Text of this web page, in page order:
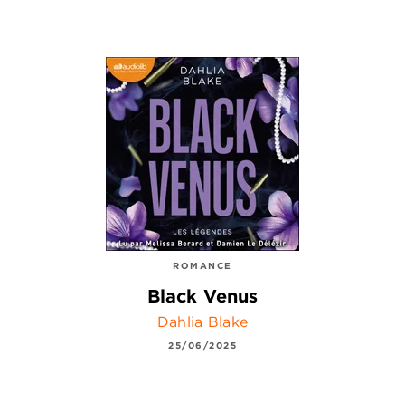
ROMANCE
Black Venus
Dahlia Blake
25/06/2025